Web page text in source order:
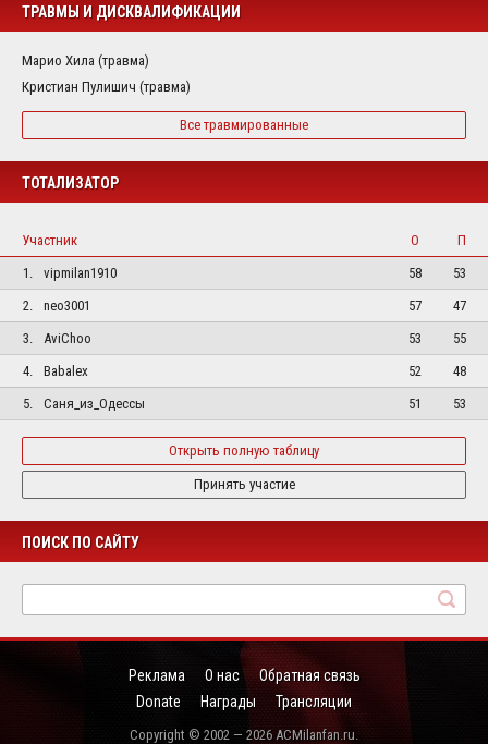
ТРАВМЫ И ДИСКВАЛИФИКАЦИИ
Марио Хила (травма)
Кристиан Пулишич (травма)
Все травмированные
ТОТАЛИЗАТОР
Участник О
П
1.
vipmilan1910 58
53
2.
neo3001 57
47
3.
AviChoo 53
55
4.
Babalex 52
48
5.
Саня_из_Одессы 51 53
Открыть полную таблицу
Принять участие
ПОИСК ПО САЙТУ
Реклама О нас
Обратная связь
Donate
Награды Трансляции
Copyright © 2002 — 2026 ACMilanfan.ru.